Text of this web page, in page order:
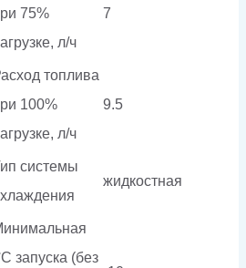
75%
л/ч
7
топлива
100%
л/ч
9.5
системы
жидкостная
запуска (без